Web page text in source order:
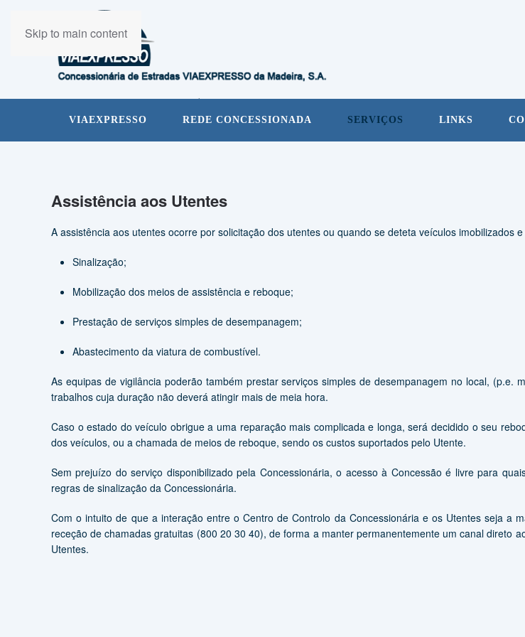
Skip to main content
VIAEXPRESSO REDE CONCESSIONADA SERVIÇOS LINKS
Assistência aos Utentes
A assistência aos utentes ocorre por solicitação dos utentes ou quando se deteta veículos imobilizados
Sinalização;
Mobilização dos meios de assistência e reboque;
Prestação de serviços simples de desempanagem;
Abastecimento da viatura de combustível.
As equipas de vigilância poderão também prestar serviços simples de desempanagem no local,
trabalhos cuja duração não deverá atingir mais de meia hora.
Caso o estado do veículo obrigue a uma reparação mais complicada e longa, será decidido o seu
dos veículos, ou a chamada de meios de reboque, sendo os custos suportados pelo Utente.
Sem prejuízo do serviço disponibilizado pela Concessionária, o acesso à Concessão é livre para
regras de sinalização da Concessionária.
Com o intuito de que a interação entre o Centro de Controlo da Concessionária e os Utentes seja a
receção de chamadas gratuitas (800 20 30 40), de forma a manter permanentemente um canal direto
Utentes.